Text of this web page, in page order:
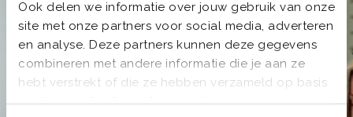
Ook delen we informatie over jouw gebruik van onze
site met onze partners voor social media, adverteren
en analyse. Deze partners kunnen deze gegevens
combineren met andere informatie die je aan ze
hebt verstrekt of die ze hebben verzameld op basis
van jouw gebruik van hun services.